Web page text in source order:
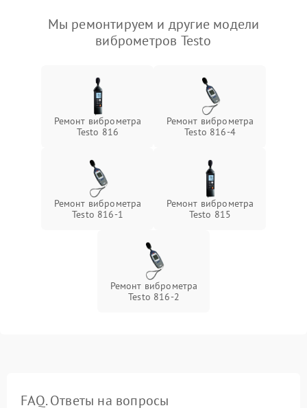
Мы ремонтируем и другие модели
виброметров Testo
Ремонт виброметра
Testo 816
Ремонт виброметра
Testo 816-4
Ремонт виброметра
Testo 816-1
Ремонт виброметра
Testo 815
Ремонт виброметра
Testo 816-2
FAQ. Ответы на вопросы